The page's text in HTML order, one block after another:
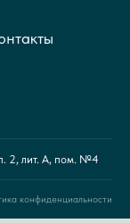
2, лит. А, пом. №4
конфиденциальности